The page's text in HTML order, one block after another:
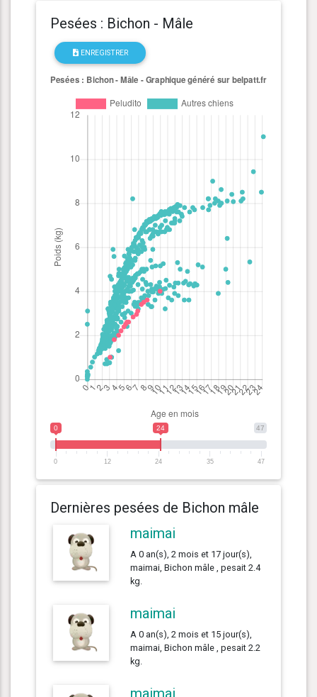
Pesées : Bichon - Mâle
ENREGISTRER
47
0 24
0 12 24 35 47
Dernières pesées de Bichon mâle
maimai
A 0 an(s), 2 mois et 17 jour(s),
maimai, Bichon mâle , pesait 2.4
kg.
maimai
A 0 an(s), 2 mois et 15 jour(s),
maimai, Bichon mâle , pesait 2.2
kg.
maimai